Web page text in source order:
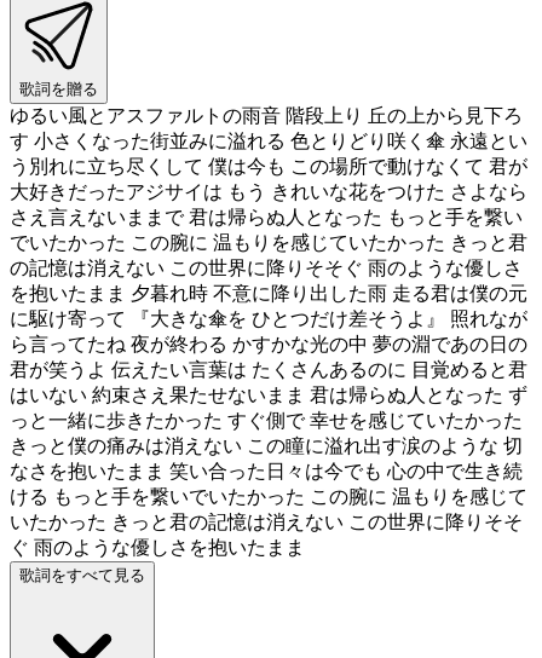
歌詞を贈る
ゆるい風とアスファルトの雨音 階段上り 丘の上から見下ろ
す 小さくなった街並みに溢れる 色とりどり咲く傘 永遠とい
う別れに立ち尽くして 僕は今も この場所で動けなくて 君が
大好きだったアジサイは もう きれいな花をつけた さよなら
さえ言えないままで 君は帰らぬ人となった もっと手を繋い
でいたかった この腕に 温もりを感じていたかった きっと君
の記憶は消えない この世界に降りそそぐ 雨のような優しさ
を抱いたまま 夕暮れ時 不意に降り出した雨 走る君は僕の元
に駆け寄って 『大きな傘を ひとつだけ差そうよ』 照れなが
ら言ってたね 夜が終わる かすかな光の中 夢の淵であの日の
君が笑うよ 伝えたい言葉は たくさんあるのに 目覚めると君
はいない 約束さえ果たせないまま 君は帰らぬ人となった ず
っと一緒に歩きたかった すぐ側で 幸せを感じていたかった
きっと僕の痛みは消えない この瞳に溢れ出す涙のような 切
なさを抱いたまま 笑い合った日々は今でも 心の中で生き続
ける もっと手を繋いでいたかった この腕に 温もりを感じて
いたかった きっと君の記憶は消えない この世界に降りそそ
ぐ 雨のような優しさを抱いたまま
歌詞をすべて見る